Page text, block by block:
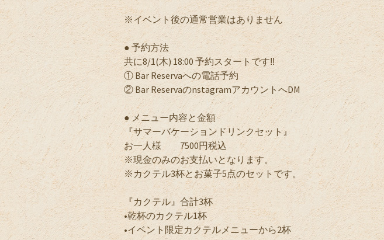
※イベント後の通常営業はありません
● 予約方法
共に8/1(木) 18:00 予約スタートです‼️
① Bar Reservaへの電話予約
② Bar ReservaのnstagramアカウントへDM
● メニュー内容と金額
『サマーバケーションドリンクセット』
お一人様 7500円税込
※現金のみのお支払いとなります。
※カクテル3杯とお菓子5点のセットです。
『カクテル』合計3杯
•乾杯のカクテル1杯
•イベント限定カクテルメニューから2杯